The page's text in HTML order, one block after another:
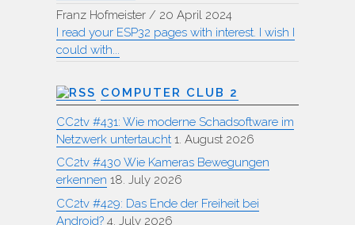
Franz Hofmeister / 20 April 2024
I read your ESP32 pages with interest. I wish I
could with...
COMPUTER CLUB 2
CC2tv #431: Wie moderne Schadsoftware im
Netzwerk untertaucht 1. August 2026
CC2tv #430 Wie Kameras Bewegungen
erkennen 18. July 2026
CC2tv #429: Das Ende der Freiheit bei
Android? 4. July 2026